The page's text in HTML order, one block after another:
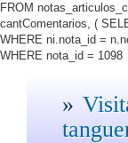
FROM
cantComentarios, (
WHERE ni.nota_id =
WHERE nota_id = 1098